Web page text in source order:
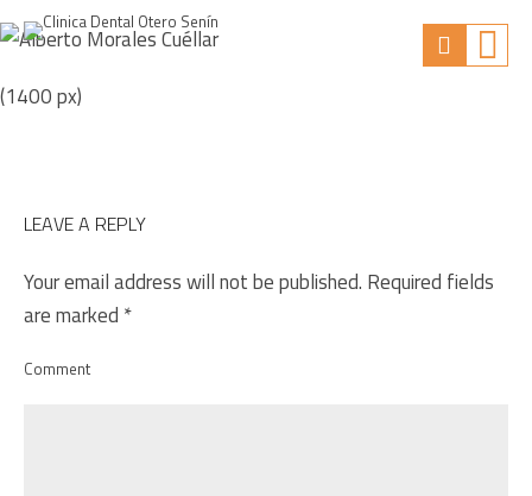
(1400 px)
LEAVE A REPLY
Your email address will not be published. Required fields
are marked *
Comment